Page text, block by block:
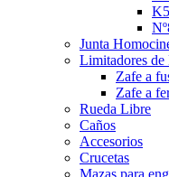
Junta
Limitadores de
Zafe a
Zafe a
Rueda Libre
Caños
Accesorios
Crucetas
Mazas para